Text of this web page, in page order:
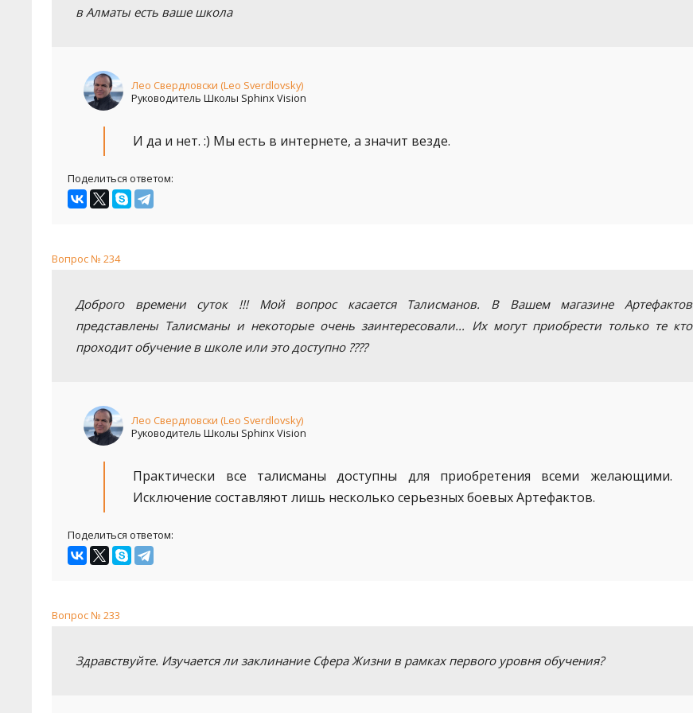
в Алматы есть ваше школа
Лео Свердловски (Leo Sverdlovsky)
Руководитель Школы Sphinx Vision
И да и нет. :) Мы есть в интернете, а значит везде.
Поделиться ответом:
Вопрос № 234
Доброго времени суток !!! Мой вопрос касается Талисманов. В Вашем магазине Артефактов
представлены Талисманы и некоторые очень заинтересовали... Их могут приобрести только те кто
проходит обучение в школе или это доступно ????
Лео Свердловски (Leo Sverdlovsky)
Руководитель Школы Sphinx Vision
Практически все талисманы доступны для приобретения всеми желающими.
Исключение составляют лишь несколько серьезных боевых Артефактов.
Поделиться ответом:
Вопрос № 233
Здравствуйте. Изучается ли заклинание Сфера Жизни в рамках первого уровня обучения?